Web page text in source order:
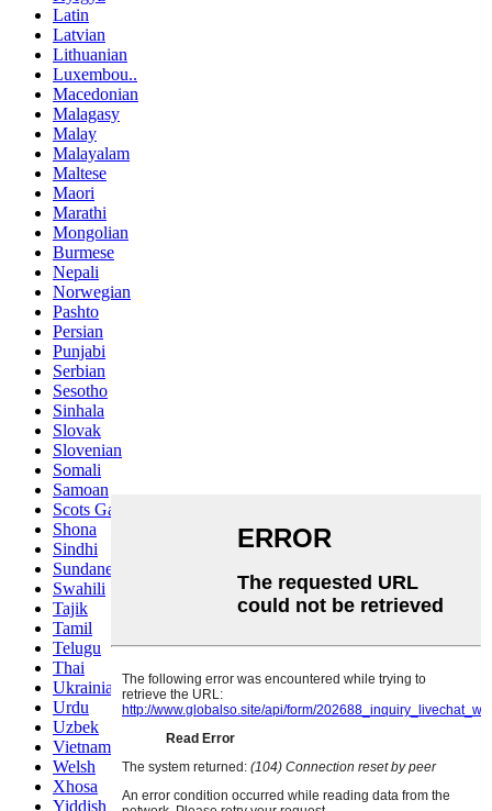
Latin
Latvian
Lithuanian
Luxembou..
Macedonian
Malagasy
Malay
Malayalam
Maltese
Maori
Marathi
Mongolian
Burmese
Nepali
Norwegian
Pashto
Persian
Punjabi
Serbian
Sesotho
Sinhala
Slovak
Slovenian
Somali
Samoan
Scots Gaelic
Shona
Sindhi
Sundanese
Swahili
Tajik
Tamil
Telugu
Thai
Ukrainian
Urdu
Uzbek
Vietnamese
Welsh
Xhosa
Yiddish